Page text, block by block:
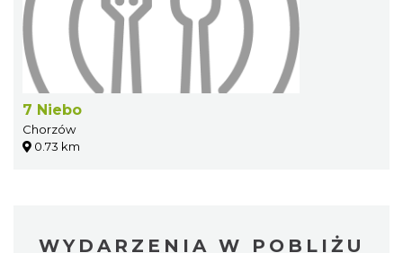
7 Niebo
Chorzów
0.73 km
WYDARZENIA W POBLIŻU